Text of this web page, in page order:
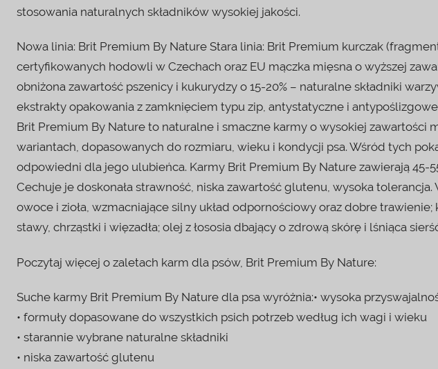
stosowania naturalnych składników wysokiej jakości.
Nowa linia: Brit Premium By Nature Stara linia: Brit Premium kurczak
certyfikowanych hodowli w Czechach oraz EU mączka mięsna o wyższej
obniżona zawartość pszenicy i kukurydzy o 15-20% – naturalne składniki
ekstrakty opakowania z zamknięciem typu zip, antystatyczne i
Brit Premium By Nature to naturalne i smaczne karmy o wysokiej zawartości
wariantach, dopasowanych do rozmiaru, wieku i kondycji psa. Wśród tych
odpowiedni dla jego ulubieńca. Karmy Brit Premium By Nature zawierają 45-
Cechuje je doskonała strawność, niska zawartość glutenu, wysoka tolerancja.
owoce i zioła, wzmacniające silny układ odpornościowy oraz dobre
stawy, chrząstki i więzadła; olej z łososia dbający o zdrową skórę i lśniąca
Poczytaj więcej o zaletach karm dla psów, Brit Premium By Nature:
Suche karmy Brit Premium By Nature dla psa wyróżnia:• wysoka
• formuły dopasowane do wszystkich psich potrzeb według ich wagi i wieku
• starannie wybrane naturalne składniki
• niska zawartość glutenu